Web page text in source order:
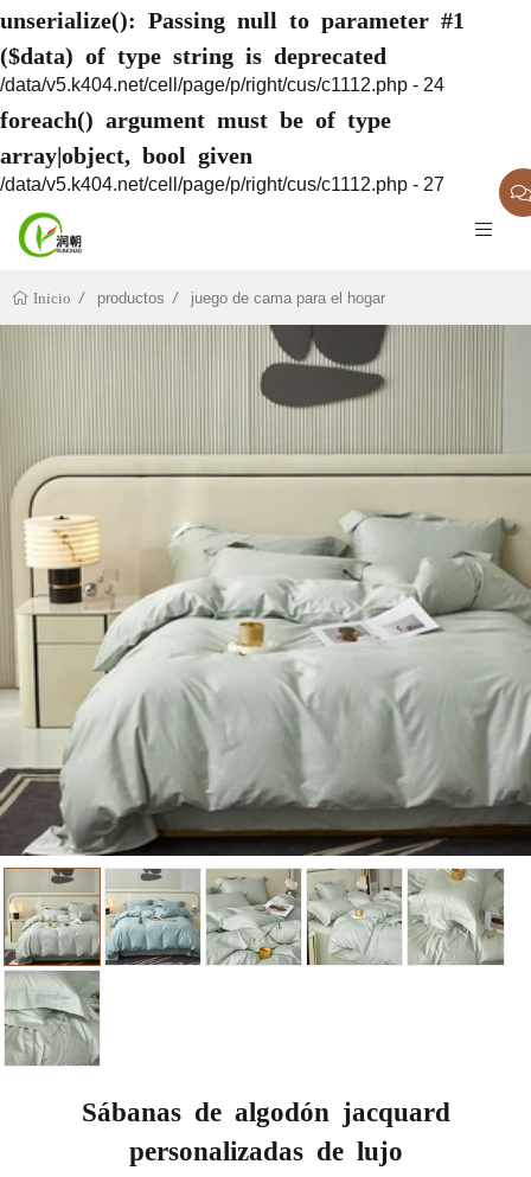
unserialize(): Passing null to parameter #1
($data) of type string is deprecated
/data/v5.k404.net/cell/page/p/right/cus/c1112.php - 24
foreach() argument must be of type
array|object, bool given
/data/v5.k404.net/cell/page/p/right/cus/c1112.php - 27
Inicio productos juego de cama para el hogar
Sábanas de algodón jacquard
personalizadas de lujo